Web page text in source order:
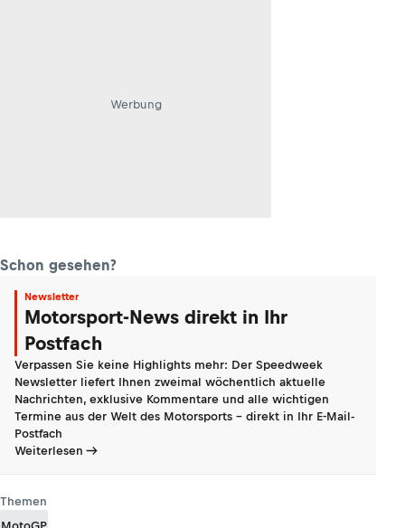
Werbung
Schon gesehen?
Newsletter
Motorsport-News direkt in Ihr
Postfach
Verpassen Sie keine Highlights mehr: Der Speedweek
Newsletter liefert Ihnen zweimal wöchentlich aktuelle
Nachrichten, exklusive Kommentare und alle wichtigen
Termine aus der Welt des Motorsports - direkt in Ihr E-Mail-
Postfach
Weiterlesen
Themen